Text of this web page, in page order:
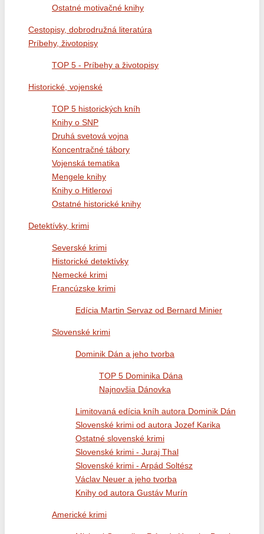
Ostatné motivačné knihy
Cestopisy, dobrodružná literatúra
Príbehy, životopisy
TOP 5 - Príbehy a životopisy
Historické, vojenské
TOP 5 historických kníh
Knihy o SNP
Druhá svetová vojna
Koncentračné tábory
Vojenská tematika
Mengele knihy
Knihy o Hitlerovi
Ostatné historické knihy
Detektívky, krimi
Severské krimi
Historické detektívky
Nemecké krimi
Francúzske krimi
Edícia Martin Servaz od Bernard Minier
Slovenské krimi
Dominik Dán a jeho tvorba
TOP 5 Dominika Dána
Najnovšia Dánovka
Limitovaná edícia kníh autora Dominik Dán
Slovenské krimi od autora Jozef Karika
Ostatné slovenské krimi
Slovenské krimi - Juraj Thal
Slovenské krimi - Arpád Soltész
Václav Neuer a jeho tvorba
Knihy od autora Gustáv Murín
Americké krimi